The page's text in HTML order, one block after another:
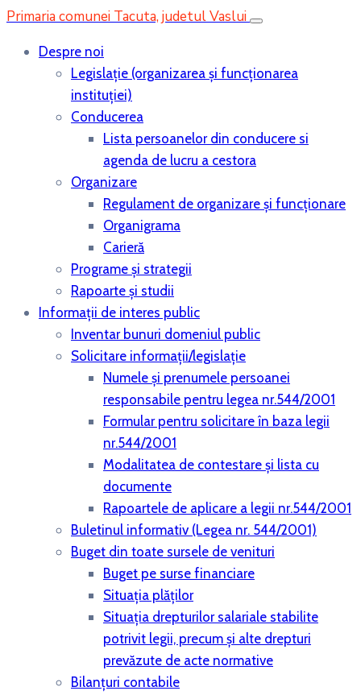
Primaria comunei Tacuta, judetul Vaslui
Despre noi
Legislaţie (organizarea şi funcţionarea
instituţiei)
Conducerea
Lista persoanelor din conducere si
agenda de lucru a cestora
Organizare
Regulament de organizare și funcționare
Organigrama
Carieră
Programe și strategii
Rapoarte și studii
Informații de interes public
Inventar bunuri domeniul public
Solicitare informații/legislație
Numele și prenumele persoanei
responsabile pentru legea nr.544/2001
Formular pentru solicitare în baza legii
nr.544/2001
Modalitatea de contestare și lista cu
documente
Rapoartele de aplicare a legii nr.544/2001
Buletinul informativ (Legea nr. 544/2001)
Buget din toate sursele de venituri
Buget pe surse financiare
Situaţia plăţilor
Situaţia drepturilor salariale stabilite
potrivit legii, precum şi alte drepturi
prevăzute de acte normative
Bilanţuri contabile